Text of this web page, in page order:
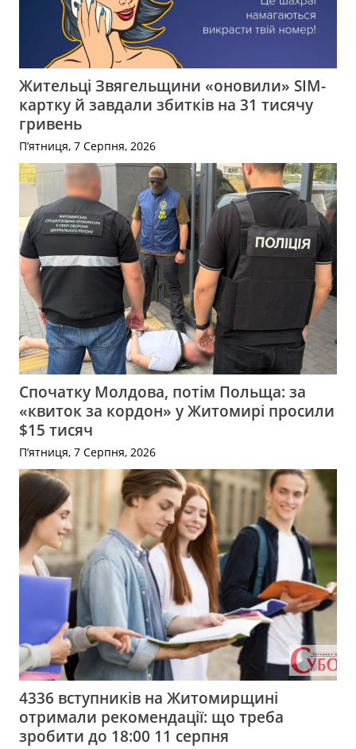
Жительці Звягельщини «оновили» SIM-
картку й завдали збитків на 31 тисячу
гривень
П’ятниця, 7 Серпня, 2026
Спочатку Молдова, потім Польща: за
«квиток за кордон» у Житомирі просили
$15 тисяч
П’ятниця, 7 Серпня, 2026
4336 вступників на Житомирщині
отримали рекомендації: що треба
зробити до 18:00 11 серпня